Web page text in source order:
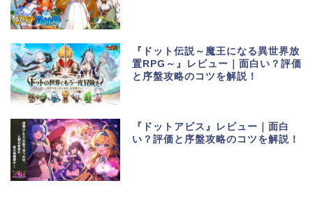
『ドット伝説～魔王になる異世界放
置RPG～』レビュー｜面白い？評価
と序盤攻略のコツを解説！
『ドットアビス』レビュー｜面白
い？評価と序盤攻略のコツを解説！